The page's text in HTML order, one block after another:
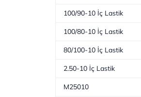
100/90-10 İç Lastik
100/80-10 İç Lastik
80/100-10 İç Lastik
2.50-10 İç Lastik
M25010